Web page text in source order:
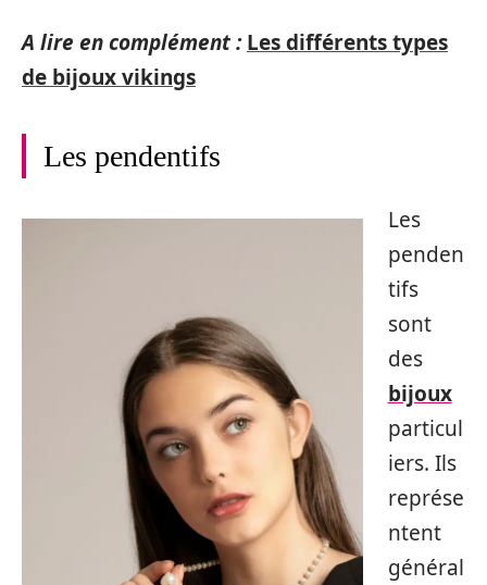
A lire en complément : Les différents types
de bijoux vikings
Les pendentifs
Les
penden
tifs
sont
des
bijoux
particul
iers. Ils
représe
ntent
général